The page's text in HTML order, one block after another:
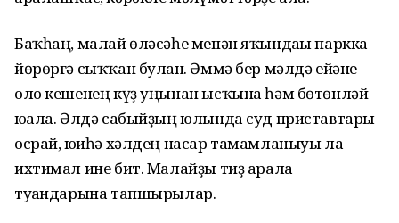
Баҡһаң, малай өләсәһе менән яҡындағы паркка
йөрөргә сыҡҡан булған. Әммә бер мәлдә ейәне
оло кешенең күҙ уңынан ысҡына һәм бөтөнләй
юғала. Әлдә сабыйҙың юлында суд приставтары
осрай, юғиһә хәлдең насар тамамланыуы ла
ихтимал ине бит. Малайҙы тиҙ арала
туғандарына тапшырылар.